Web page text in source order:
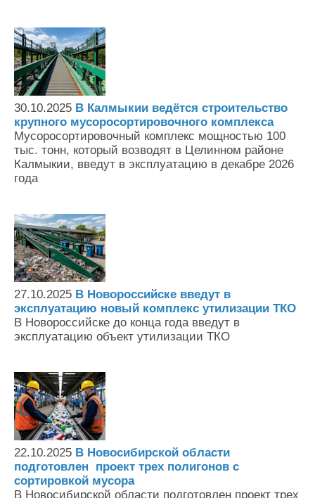
Мировые новости
О нас
Контакты
Оставить заявку
30.10.2025 В Калмыкии ведётся строительство
крупного мусоросортировочного комплекса
Мусоросортировочный комплекс мощностью 100
тыс. тонн, который возводят в Целинном районе
Калмыкии, введут в эксплуатацию в декабре 2026
года
27.10.2025 В Новороссийске введут в
эксплуатацию новый комплекс утилизации ТКО
В Новороссийске до конца года введут в
эксплуатацию объект утилизации ТКО
22.10.2025 В Новосибирской области
подготовлен проект трех полигонов с
сортировкой мусора
В Новосибирской области подготовлен проект трех